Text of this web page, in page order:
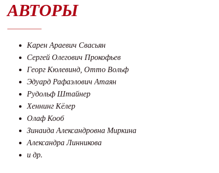
АВТОРЫ
Карен Араевич Свасьян
Сергей Олегович Прокофьев
Георг Кюлевинд, Отто Вольф
Эдуард Рафаэлович Атаян
Рудольф Штайнер
Хеннинг Кёлер
Олаф Кооб
Зинаида Александровна Миркина
Александра Линникова
и др.